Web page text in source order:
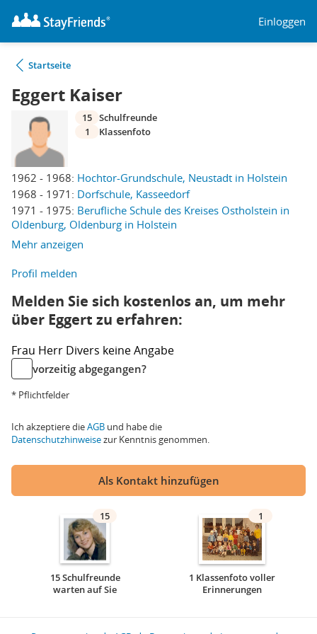
Einloggen
Startseite
Eggert Kaiser
1962 - 1968: Hochtor-Grundschule, Neustadt in Holstein
1968 - 1971: Dorfschule, Kasseedorf
1971 - 1975: Berufliche Schule des Kreises Ostholstein in
Oldenburg, Oldenburg in Holstein
Mehr anzeigen
15 Schulfreunde
1
Klassenfoto
Profil melden
Melden Sie sich kostenlos an, um mehr
über Eggert zu erfahren:
Frau Herr Divers keine Angabe
vorzeitig abgegangen?
* Pflichtfelder
Ich akzeptiere dieAGB und habe die
Datenschutzhinweisezur Kenntnis genommen.
Als Kontakt hinzufügen
15
15 Schulfreunde
warten auf Sie
1
1 Klassenfoto voller
Erinnerungen